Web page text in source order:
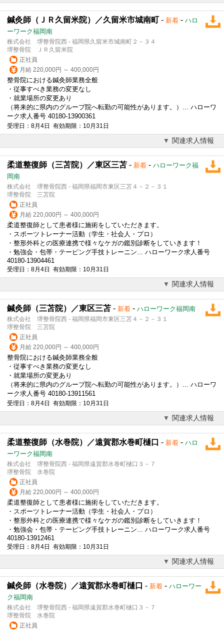
鍼灸師（ＪＲ久留米院）／久留米市城南町- 新着 - ハロ
ーワーク福岡南
株式会社 堺整骨院西 - 福岡県久留米市城南町２－３４
堺整骨院 ＪＲ久留米院
正社員
月給 220,000円 ～ 400,000円
整骨院における鍼灸師業務全般
・従事すべき業務の変更なし
・就業場所の変更あり
（将来的に県内のグループ院へ転勤の可能性があります。）... ハローワ
ーク求人番号 40180-13900361
受理日：8月4日 有効期限：10月31日
関連求人情報
柔道整復師（三苫院）／東区三苫 - 新着 - ハローワーク福
岡南
株式会社 堺整骨院西 - 福岡県福岡市東区三苫４－２－３１
堺整骨院 三苫院
正社員
月給 220,000円 ～ 400,000円
柔道整復師として患者様に施術をしていただきます。
・スポーツトレーナー活動（学生・社会人・プロ）
・整形外科との医療連携で様々なケガの鑑別診断をしていきます！
・勉強会・包帯・テーピング手技トレーニン... ハローワーク求人番号
40180-13904461
受理日：8月4日 有効期限：10月31日
関連求人情報
鍼灸師（三苫院）／東区三苫 - 新着 - ハローワーク福岡南
株式会社 堺整骨院西 - 福岡県福岡市東区三苫４－２－３１
堺整骨院 三苫院
正社員
月給 220,000円 ～ 400,000円
整骨院における鍼灸師業務全般
・従事すべき業務の変更なし
・就業場所の変更あり
（将来的に県内のグループ院へ転勤の可能性があります。）... ハローワ
ーク求人番号 40180-13911561
受理日：8月4日 有効期限：10月31日
関連求人情報
柔道整復師（水巻院）／遠賀郡水巻町樋口 - 新着 - ハロ
ーワーク福岡南
株式会社 堺整骨院西 - 福岡県遠賀郡水巻町樋口３－７
堺整骨院 水巻院
正社員
月給 220,000円 ～ 400,000円
柔道整復師として患者様に施術をしていただきます。
・スポーツトレーナー活動（学生・社会人・プロ）
・整形外科との医療連携で様々なケガの鑑別診断をしていきます！
・勉強会・包帯・テーピング手技トレーニン... ハローワーク求人番号
40180-13912461
受理日：8月4日 有効期限：10月31日
関連求人情報
鍼灸師（水巻院）／遠賀郡水巻町樋口 - 新着 - ハローワー
ク福岡南
株式会社 堺整骨院西 - 福岡県遠賀郡水巻町樋口３－７
堺整骨院 水巻院
正社員